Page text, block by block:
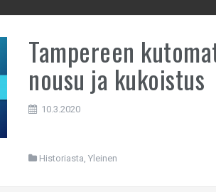
Tampereen
nousu ja kukoistus
10.3.2020
Historiasta,Yleinen